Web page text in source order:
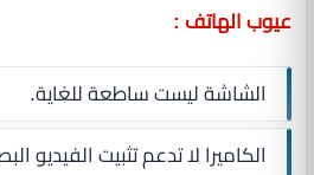
عيوب الهاتف :
الشاشة ليست ساطعة للغاية.
الكاميرا لا تدعم تثبيت